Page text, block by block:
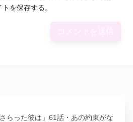
を保存する。
さらった彼は」61話・あの約束がな